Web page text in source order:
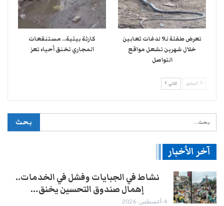
تعرض طفلة لـ9 لدغات ثعابين
خلال شهرين تشعل مواقع
التواصل
كارثة بيئية.. مستنقعات
المجاري تخنق أحياء تعز
السابق التالي
آخر الأخبار
نشاط في الجبايات وفشل في الخدمات..
إهمال صندوق التحسين يخنق…
4-أغسطس- 2026